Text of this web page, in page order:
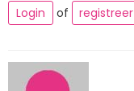
Login of registreer